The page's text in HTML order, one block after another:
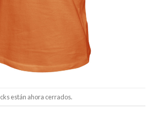
están ahora cerrados.